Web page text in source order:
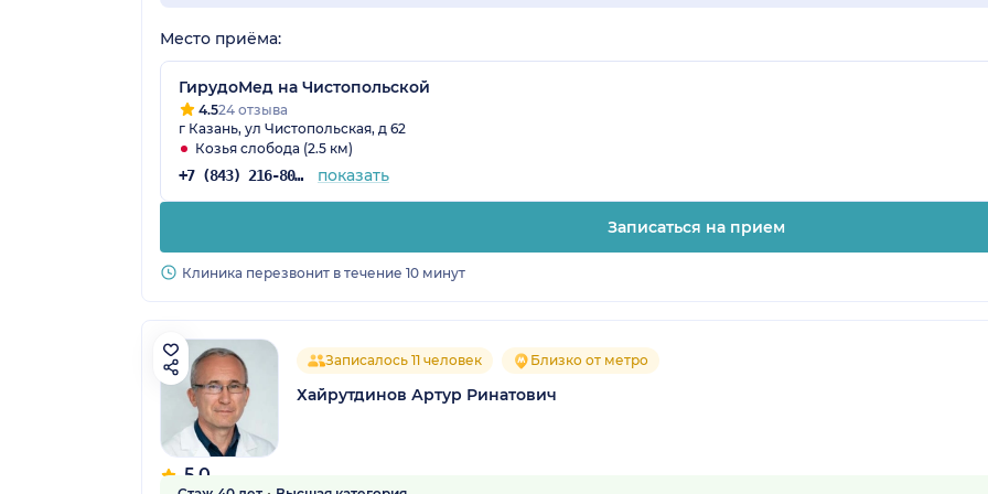
Место приёма:
ГирудоМед на Чистопольской
4.524 отзыва
г Казань, ул Чистопольская, д 62
Козья слобода (2.5 км)
+7 (843) 216-80-26 показать
Записаться на прием
Клиника перезвонит в течение 10 минут
5.0
Записалось 11 человек Близко от метро
Хайрутдинов Артур Ринатович